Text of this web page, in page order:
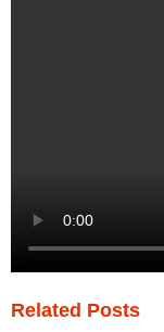
Related Posts